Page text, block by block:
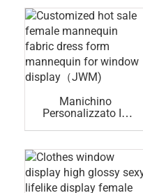
Manichino
Personalizzato In
Vendita Per
Esposizione (JWM)